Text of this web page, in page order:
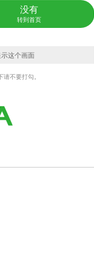
没有
转到首页
这个画面
不要打勾。